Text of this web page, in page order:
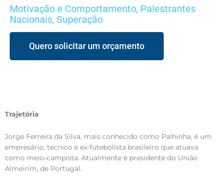
Motivação e Comportamento, Palestrantes
Nacionais, Superação
Quero solicitar um orçamento
Trajetória
Jorge Ferreira da Silva, mais conhecido como Palhinha, é um
empresário, técnico e ex-futebolista brasileiro que atuava
como meio-campista. Atualmente é presidente do União
Almeirim, de Portugal.